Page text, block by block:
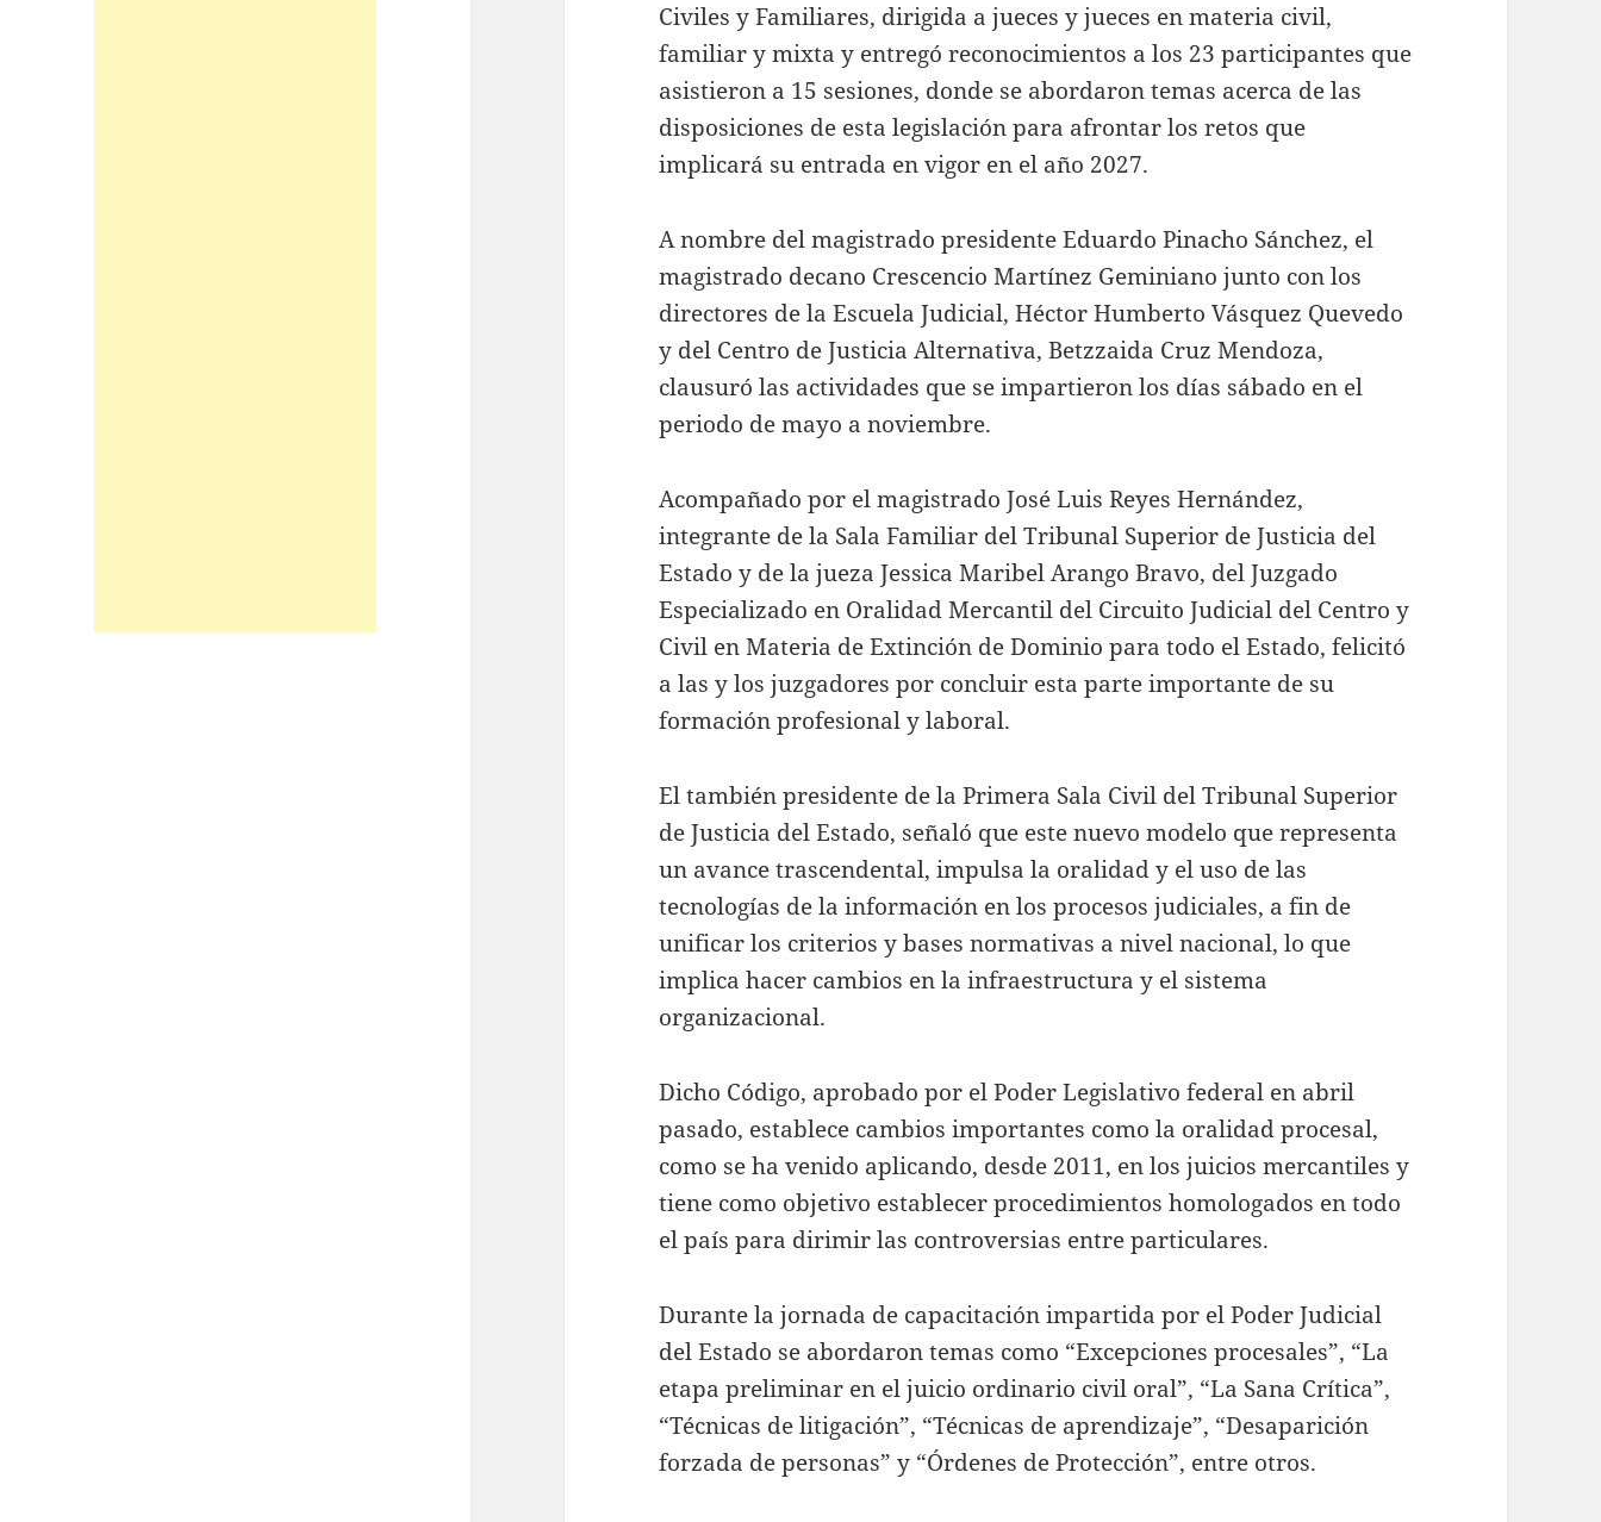
Civiles y Familiares, dirigida a jueces y jueces en materia civil,
familiar y mixta y entregó reconocimientos a los 23 participantes que
asistieron a 15 sesiones, donde se abordaron temas acerca de las
disposiciones de esta legislación para afrontar los retos que
implicará su entrada en vigor en el año 2027.
A nombre del magistrado presidente Eduardo Pinacho Sánchez, el
magistrado decano Crescencio Martínez Geminiano junto con los
directores de la Escuela Judicial, Héctor Humberto Vásquez Quevedo
y del Centro de Justicia Alternativa, Betzzaida Cruz Mendoza,
clausuró las actividades que se impartieron los días sábado en el
periodo de mayo a noviembre.
Acompañado por el magistrado José Luis Reyes Hernández,
integrante de la Sala Familiar del Tribunal Superior de Justicia del
Estado y de la jueza Jessica Maribel Arango Bravo, del Juzgado
Especializado en Oralidad Mercantil del Circuito Judicial del Centro y
Civil en Materia de Extinción de Dominio para todo el Estado, felicitó
a las y los juzgadores por concluir esta parte importante de su
formación profesional y laboral.
El también presidente de la Primera Sala Civil del Tribunal Superior
de Justicia del Estado, señaló que este nuevo modelo que representa
un avance trascendental, impulsa la oralidad y el uso de las
tecnologías de la información en los procesos judiciales, a fin de
unificar los criterios y bases normativas a nivel nacional, lo que
implica hacer cambios en la infraestructura y el sistema
organizacional.
Dicho Código, aprobado por el Poder Legislativo federal en abril
pasado, establece cambios importantes como la oralidad procesal,
como se ha venido aplicando, desde 2011, en los juicios mercantiles y
tiene como objetivo establecer procedimientos homologados en todo
el país para dirimir las controversias entre particulares.
Durante la jornada de capacitación impartida por el Poder Judicial
del Estado se abordaron temas como “Excepciones procesales”, “La
etapa preliminar en el juicio ordinario civil oral”, “La Sana Crítica”,
“Técnicas de litigación”, “Técnicas de aprendizaje”, “Desaparición
forzada de personas” y “Órdenes de Protección”, entre otros.